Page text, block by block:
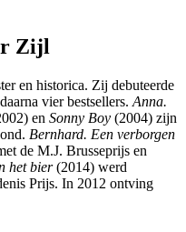
Zijl
en historica. Zij debuteerde
vier bestsellers. Anna.
en Sonny Boy (2004) zijn
Bernhard. Een verborgen
de M.J. Brusseprijs en
het bier(2014) werd
Prijs. In 2012 ontving